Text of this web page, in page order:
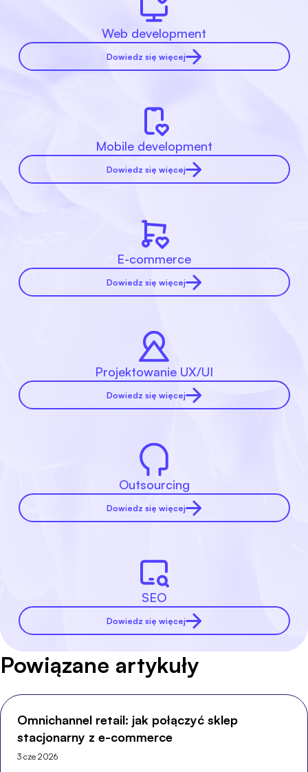
Web development
Dowiedz się więcej
Mobile development
Dowiedz się więcej
E-commerce
Dowiedz się więcej
Projektowanie UX/UI
Dowiedz się więcej
Outsourcing
Dowiedz się więcej
SEO
Dowiedz się więcej
Powiązane artykuły
Omnichannel retail: jak połączyć sklep
stacjonarny z e-commerce
3 cze 2026